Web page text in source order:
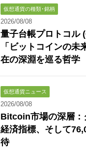
仮想通貨の種類･銘柄
2026/08/08
量子台帳プロトコル
「ビットコインの未
在の深淵を巡る哲学
仮想通貨ニュース
2026/08/08
Bitcoin市場の深層：
経済指標、そして
待